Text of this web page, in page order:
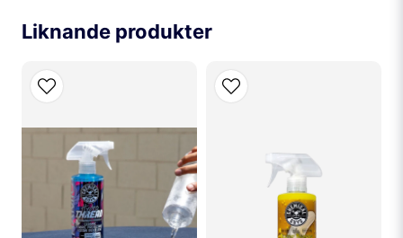
email
Mejladress
Ja, ni får publicera min fråga
Liknande produkter